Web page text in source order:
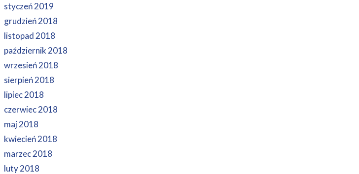
styczeń 2019
grudzień 2018
listopad 2018
październik 2018
wrzesień 2018
sierpień 2018
lipiec 2018
czerwiec 2018
maj 2018
kwiecień 2018
marzec 2018
luty 2018